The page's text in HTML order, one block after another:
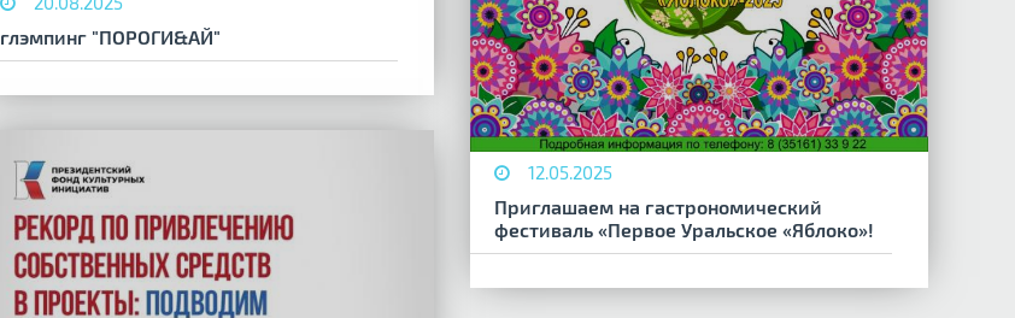
глэмпинг "ПОРОГИ&АЙ"
12.05.2025
Приглашаем на гастрономический
фестиваль «Первое Уральское «Яблоко»!